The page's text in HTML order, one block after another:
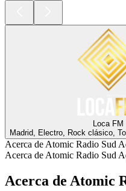
Loca FM
Madrid, Electro, Rock clásico,
Acerca de Atomic Radio Sud
Acerca de Atomic Radio Sud
Acerca de Atomic